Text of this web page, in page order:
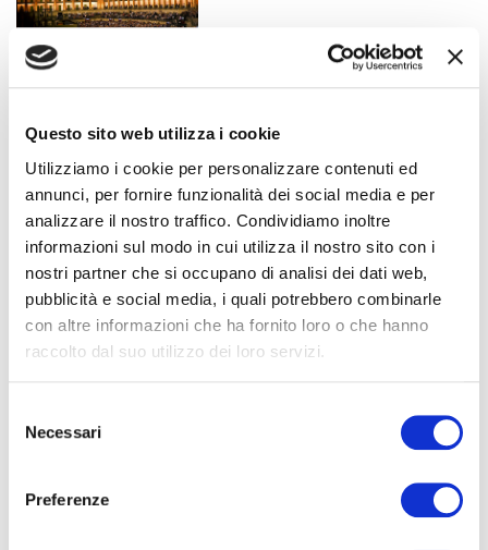
Questo sito web utilizza i cookie
Utilizziamo i cookie per personalizzare contenuti ed
annunci, per fornire funzionalità dei social media e per
analizzare il nostro traffico. Condividiamo inoltre
informazioni sul modo in cui utilizza il nostro sito con i
nostri partner che si occupano di analisi dei dati web,
pubblicità e social media, i quali potrebbero combinarle
con altre informazioni che ha fornito loro o che hanno
raccolto dal suo utilizzo dei loro servizi.
delNecessari
Preferenze
VEN
7 AGO
2026
Arena Sferisterio
Macerata